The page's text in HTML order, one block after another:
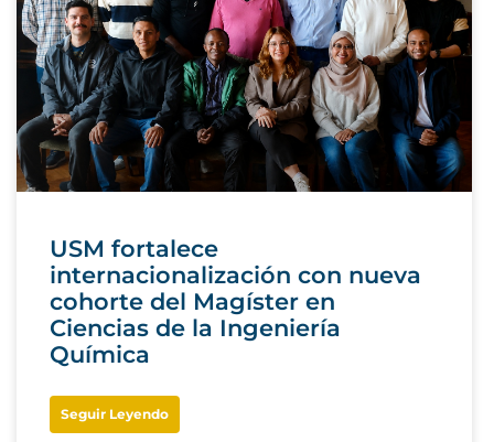
USM fortalece
internacionalización con nueva
cohorte del Magíster en
Ciencias de la Ingeniería
Química
Seguir Leyendo